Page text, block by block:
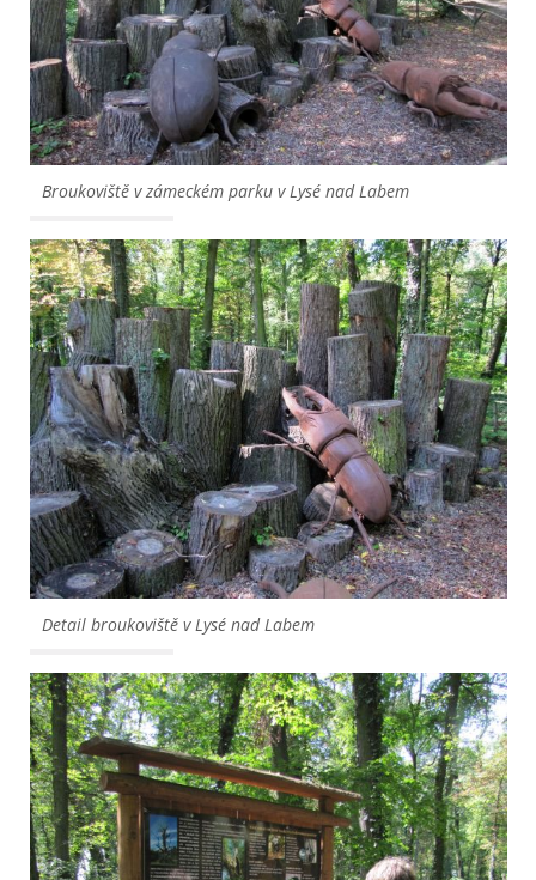
Broukoviště v zámeckém parku v Lysé nad Labem
Detail broukoviště v Lysé nad Labem